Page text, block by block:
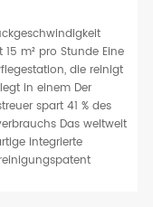
15 m² pro Stunde Eine
die reinigt
in einem Der
spart 41 % des
Das weltweit
integrierte